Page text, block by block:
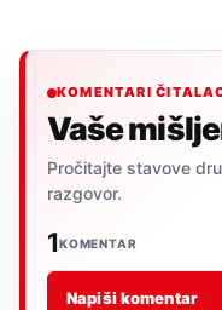
KOMENTARI
Vaše
Pročitajte stavove
razgovor.
1KOMENTAR
Napiši komentar